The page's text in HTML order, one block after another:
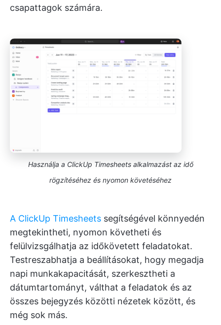
csapattagok számára.
Használja a ClickUp Timesheets alkalmazást az idő
rögzítéséhez és nyomon követéséhez
A ClickUp Timesheets segítségével könnyedén
megtekintheti, nyomon követheti és
felülvizsgálhatja az időkövetett feladatokat.
Testreszabhatja a beállításokat, hogy megadja
napi munkakapacitását, szerkesztheti a
dátumtartományt, válthat a feladatok és az
összes bejegyzés közötti nézetek között, és
még sok más.